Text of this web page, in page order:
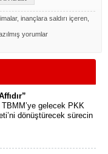
inançlara saldırı içeren,
yorumlar
gelecek PKK
dönüştürecek sürecin